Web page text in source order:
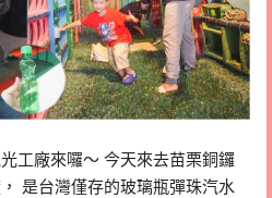
工廠來囉～ 今天來去苗栗銅鑼
是台灣僅存的玻璃瓶彈珠汽水